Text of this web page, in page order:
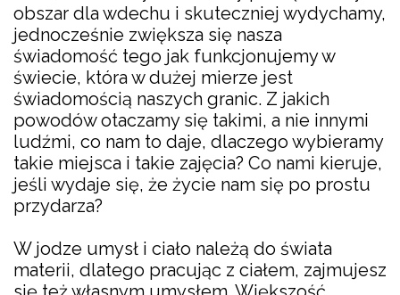
obszar dla wdechu i skuteczniej wydychamy,
jednocześnie zwiększa się nasza
świadomość tego jak funkcjonujemy w
świecie, która w dużej mierze jest
świadomością naszych granic. Z jakich
powodów otaczamy się takimi, a nie innymi
ludźmi, co nam to daje, dlaczego wybieramy
takie miejsca i takie zajęcia? Co nami kieruje,
jeśli wydaje się, że życie nam się po prostu
przydarza?
W jodze umysł i ciało należą do świata
materii, dlatego pracując z ciałem, zajmujesz